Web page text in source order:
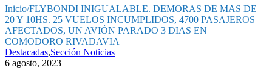
Inicio/FLYBONDI INIGUALABLE. DEMORAS DE MAS DE
20 Y 10HS. 25 VUELOS INCUMPLIDOS, 4700 PASAJEROS
AFECTADOS, UN AVIÓN PARADO 3 DIAS EN
COMODORO RIVADAVIA
Destacadas,Sección Noticias |
6 agosto, 2023